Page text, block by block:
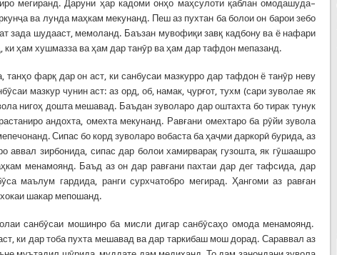
мегиранд. Даруни ҳар кадоми онҳо маҳсулоти қаблан омодашуда–
ва лунда маҳкам мекунанд. Пеш аз пухтан ба болои он барои зебо
зада шудааст, мемоланд. Баъзан мувофиқи завқ кадбону ва ё нафари
ки ҳам хушмазза ва ҳам дар танӯр ва ҳам дар тафдон мепазанд.
танҳо фарқ дар он аст, ки санбусаи мазкурро дар тафдон ё танӯр неву
мазкур чунин аст: аз орд, об, намак, ҷурғот, тухм (сари зуволае як
нигоҳ дошта мешавад. Баъдан зуволаро дар оштахта бо тирак тунук
андохта, омехта мекунанд. Равғани омехтаро ба рӯйи зувола
Сипас бо корд зуволаро вобаста ба ҳаҷми даркорӣ бурида, аз
аввал зирбонида, сипас дар болои хамирварақ гузошта, як гӯшаашро
менамоянд. Баъд аз он дар равғани пахтаи дар дег тафсида, дар
маълум гардида, ранги сурхчатобро мегирад. Ҳангоми аз равған
шакар мепошанд.
санбӯсаи мошинро ба мисли дигар санбӯсаҳо омода менамоянд.
ки дар тоба пухта мешавад ва дар таркибаш мош дорад. Сараввал аз